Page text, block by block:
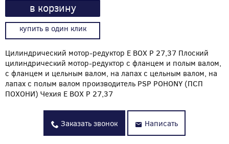
в корзину
купить в один клик
Цилиндрический мотор-редуктор E BOX P 27,37 Плоский
цилиндрический мотор-редуктор с фланцем и полым валом,
с фланцем и цельным валом, на лапах с цельным валом, на
лапах с полым валом производитель PSP POHONY (ПСП
ПОХОНИ) Чехия E BOX P 27,37
Заказать звонок Написать